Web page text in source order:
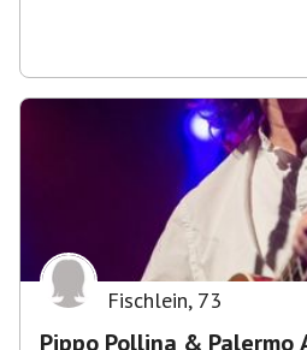
Fischlein, 73
Pippo Pollina & Palermo